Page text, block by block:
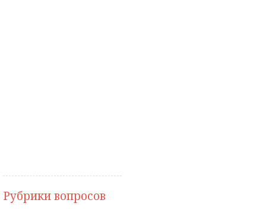
Рубрики вопросов